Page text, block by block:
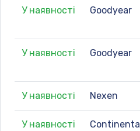
У наявності Goodyear
У наявності Goodyear
У наявності Nexen
У наявності Continental